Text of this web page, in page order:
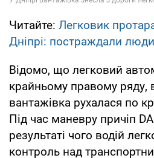
Читайте: Легковик
Дніпрі: постраждали люди
Відомо, що легковий
крайньому правому ряду,
вантажівка рухалася по
Під час маневру причіп
результаті чого водій
контроль над